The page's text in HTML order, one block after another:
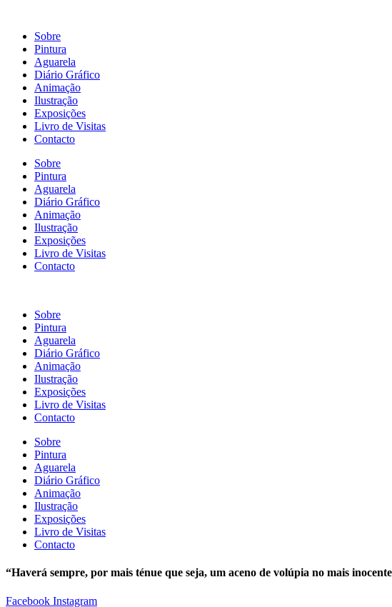
Sobre
Pintura
Aguarela
Diário Gráfico
Animação
Ilustração
Exposições
Livro de Visitas
Contacto
Sobre
Pintura
Aguarela
Diário Gráfico
Animação
Ilustração
Exposições
Livro de Visitas
Contacto
Sobre
Pintura
Aguarela
Diário Gráfico
Animação
Ilustração
Exposições
Livro de Visitas
Contacto
Sobre
Pintura
Aguarela
Diário Gráfico
Animação
Ilustração
Exposições
Livro de Visitas
Contacto
“Haverá sempre, por mais ténue que seja, um aceno de volúpia no mais
Facebook Instagram